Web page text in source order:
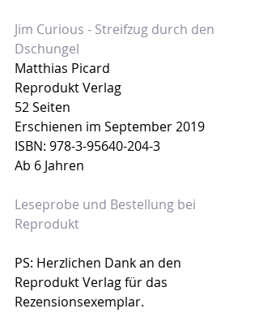
Jim Curious - Streifzug durch den
Dschungel
Matthias Picard
Reprodukt Verlag
52 Seiten
Erschienen im September 2019
ISBN: 978-3-95640-204-3
Ab 6 Jahren
Leseprobe und Bestellung bei
Reprodukt
PS: Herzlichen Dank an den
Reprodukt Verlag für das
Rezensionsexemplar.